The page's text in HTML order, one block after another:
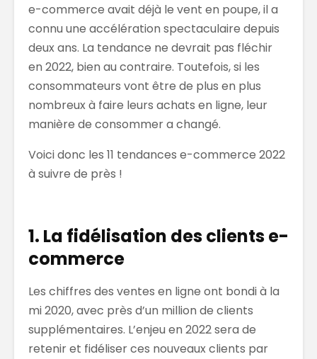
e-commerce avait déjà le vent en poupe, il a
connu une accélération spectaculaire depuis
deux ans. La tendance ne devrait pas fléchir
en 2022, bien au contraire. Toutefois, si les
consommateurs vont être de plus en plus
nombreux à faire leurs achats en ligne, leur
manière de consommer a changé.
Voici donc les 11 tendances e-commerce 2022
à suivre de près !
1. La fidélisation des clients e-
commerce
Les chiffres des ventes en ligne ont bondi à la
mi 2020, avec près d’un million de clients
supplémentaires. L’enjeu en 2022 sera de
retenir et fidéliser ces nouveaux clients par